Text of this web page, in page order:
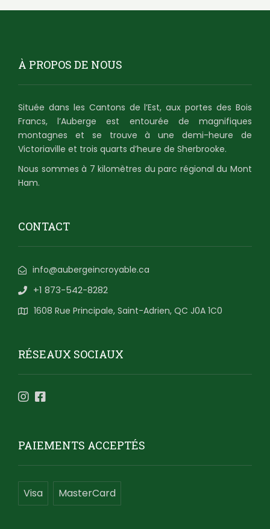
À PROPOS DE NOUS
Située dans les Cantons de l’Est, aux portes des Bois
Francs, l’Auberge est entourée de magnifiques
montagnes et se trouve à une demi-heure de
Victoriaville et trois quarts d’heure de Sherbrooke.
Nous sommes à 7 kilomètres du parc régional du Mont
Ham.
CONTACT
info@aubergeincroyable.ca
+1 873-542-8282
1608 Rue Principale, Saint-Adrien, QC J0A 1C0
RÉSEAUX SOCIAUX
PAIEMENTS ACCEPTÉS
Visa MasterCard